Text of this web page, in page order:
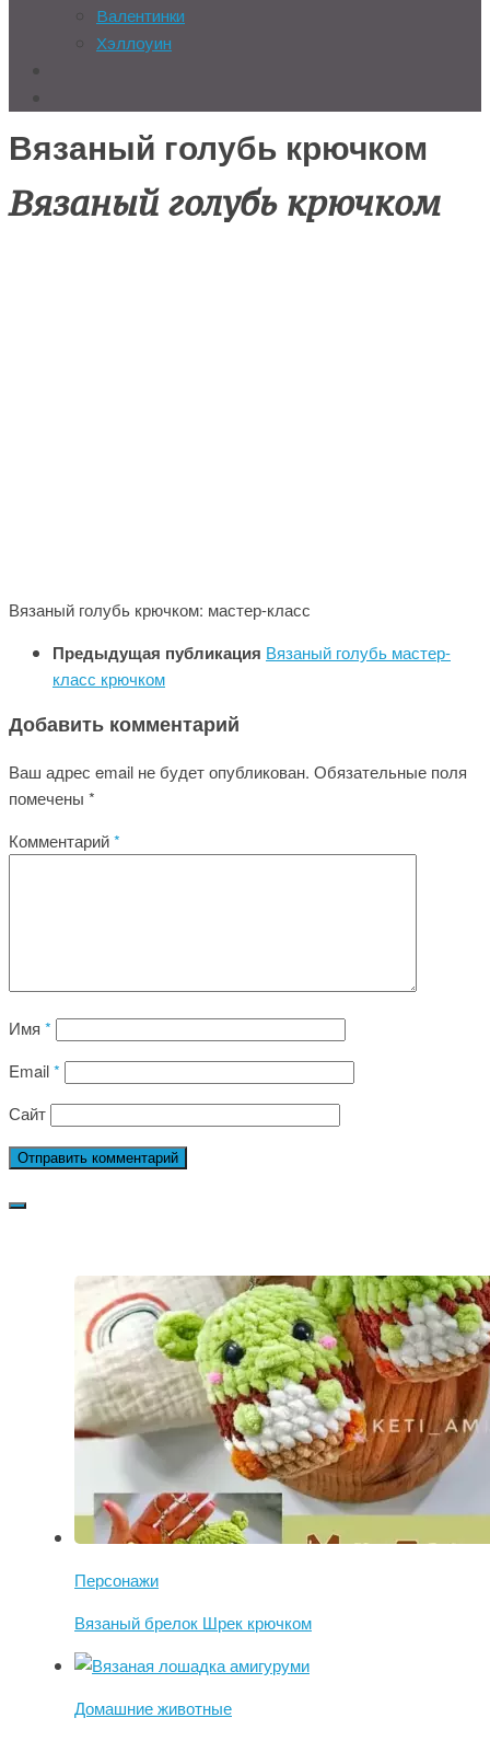
Валентинки
Хэллоуин
Вязаный голубь крючком
Вязаный голубь крючком
Вязаный голубь крючком: мастер-класс
Предыдущая публикация Вязаный голубь мастер-
класс крючком
Добавить комментарий
Ваш адрес email не будет опубликован. Обязательные поля
помечены *
Комментарий*
Имя *
Email*
Сайт
Персонажи
Вязаный брелок Шрек крючком
Домашние животные